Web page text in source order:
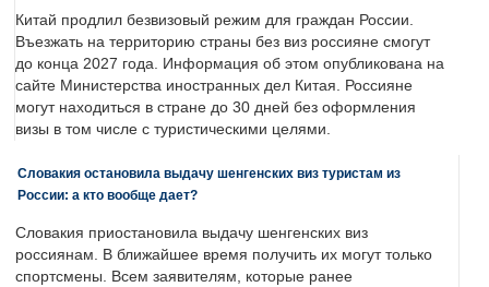
Китай продлил безвизовый режим для граждан России.
Въезжать на территорию страны без виз россияне смогут
до конца 2027 года. Информация об этом опубликована на
сайте Министерства иностранных дел Китая. Россияне
могут находиться в стране до 30 дней без оформления
визы в том числе с туристическими целями.
Словакия остановила выдачу шенгенских виз туристам из
России: а кто вообще дает?
Словакия приостановила выдачу шенгенских виз
россиянам. В ближайшее время получить их могут только
спортсмены. Всем заявителям, которые ранее